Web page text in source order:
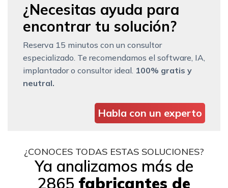
¿Necesitas ayuda para
encontrar tu solución?
Reserva 15 minutos con un consultor
especializado. Te recomendamos el software, IA,
implantador o consultor ideal. 100% gratis y
neutral.
Habla con un experto
¿CONOCES TODAS ESTAS SOLUCIONES?
Ya analizamos más de
2865 fabricantes de